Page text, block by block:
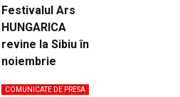
Festivalul Ars
HUNGARICA
revine la Sibiu în
noiembrie
COMUNICATE DE PRESA